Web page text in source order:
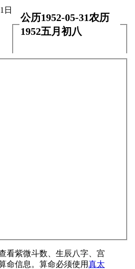
日
公历1952-05-31农历
1952五月初八
看紫微斗数、生辰八字、宫
命信息。算命必须使用真太